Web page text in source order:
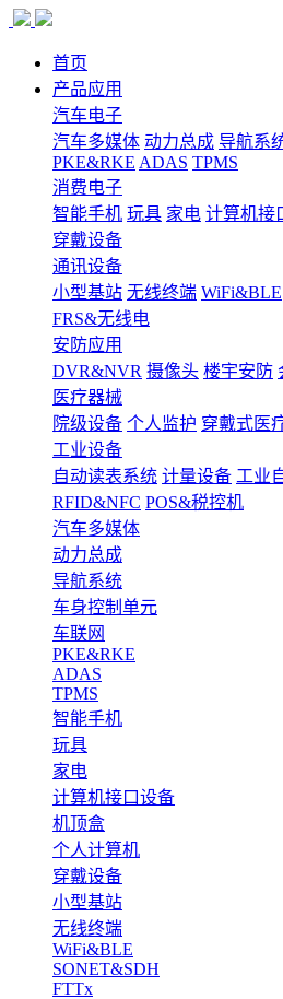
首页
产品应用
汽车电子
汽车多媒体 动力总成 导航系
PKE&RKE ADAS TPMS
消费电子
智能手机 玩具 家电 计算机接
穿戴设备
通讯设备
小型基站 无线终端 WiFi&BLE
FRS&无线电
安防应用
DVR&NVR 摄像头 楼宇安防
医疗器械
院级设备 个人监护 穿戴式医
工业设备
自动读表系统 计量设备 工业
RFID&NFC POS&税控机
汽车多媒体
动力总成
导航系统
车身控制单元
车联网
PKE&RKE
ADAS
TPMS
智能手机
玩具
家电
计算机接口设备
机顶盒
个人计算机
穿戴设备
小型基站
无线终端
WiFi&BLE
SONET&SDH
FTTx